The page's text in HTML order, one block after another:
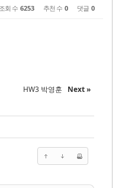
조회 수 6253 추천 수 0 댓글 0
HW3 박영훈 Next »